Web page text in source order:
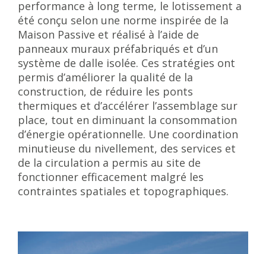
performance à long terme, le lotissement a
été conçu selon une norme inspirée de la
Maison Passive et réalisé à l’aide de
panneaux muraux préfabriqués et d’un
système de dalle isolée. Ces stratégies ont
permis d’améliorer la qualité de la
construction, de réduire les ponts
thermiques et d’accélérer l’assemblage sur
place, tout en diminuant la consommation
d’énergie opérationnelle. Une coordination
minutieuse du nivellement, des services et
de la circulation a permis au site de
fonctionner efficacement malgré les
contraintes spatiales et topographiques.